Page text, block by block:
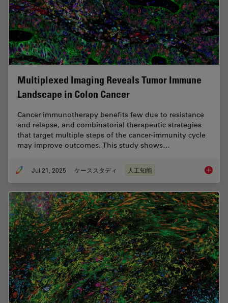
Multiplexed Imaging Reveals Tumor Immune
Landscape in Colon Cancer
Cancer immunotherapy benefits few due to resistance
and relapse, and combinatorial therapeutic strategies
that target multiple steps of the cancer-immunity cycle
may improve outcomes. This study shows…
Jul 21, 2025 ケーススタディ 人工知能